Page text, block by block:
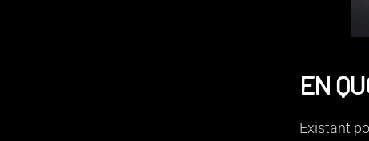
EN
Existant